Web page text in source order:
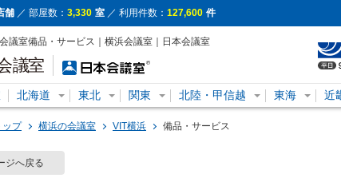
舗 ／ 部屋数： 3,330 室 ／ 利用件数： 127,600 件
議室備品・サービス｜横浜会議室｜日本会議室
北海道 東北 関東 北陸・甲信越 東海 近
ップ 横浜の会議室 VIT横浜 備品・サービス
ジへ戻る